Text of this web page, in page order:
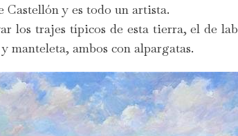
Castellón y es todo un artista.
los trajes típicos de esta tierra, el de
manteleta, ambos con alpargatas.